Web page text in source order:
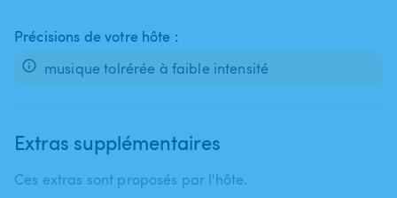
Précisions de votre hôte :
musique tolrérée à faible intensité
Extras supplémentaires
Ces extras sont proposés par l'hôte.